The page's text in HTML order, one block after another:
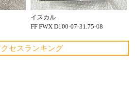
イスカル
FF FWX D100-07-31.75-08
クセスランキング